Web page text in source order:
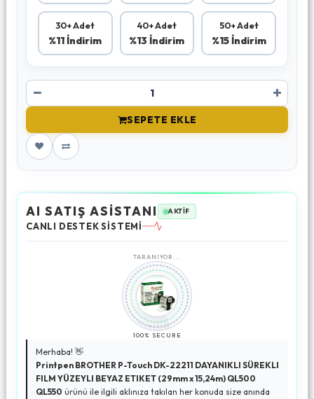
30+ Adet
%11 İndirim
40+ Adet
%13 İndirim
50+ Adet
%15 İndirim
SEPETE EKLE
AI SATIŞ ASİSTANI AKTİF
CANLI DESTEK SİSTEMİ
TARANIYOR...
100% SECURE
Merhaba! 👋
Printpen BROTHER P-Touch DK-22211 DAYANIKLI SÜREKLI
FILM YÜZEYLI BEYAZ ETIKET (29mm x 15,24m) QL500
QL550 ürünü ile ilgili aklınıza takılan her konuda size anında